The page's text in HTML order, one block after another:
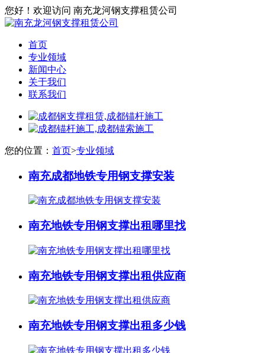
您好！欢迎访问 南充龙河钢支撑租赁公司
首页
专业领域
新闻中心
关于我们
联系我们
您的位置： 首页>专业领域
南充成都地铁专用钢支撑安装
南充地铁专用钢支撑出租哪里找
南充地铁专用钢支撑出租供应商
南充地铁专用钢支撑出租多少钱